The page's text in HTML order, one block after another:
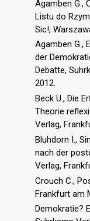
Agamben G.,
Listu do
Sic!,
Agamben G.,
der
Debatte,
2012.
Beck U., Die
Theorie
Verlag,
Bluhdorn I.,
nach der
Verlag,
Crouch C.,
Frankfurt am
Demokratie?